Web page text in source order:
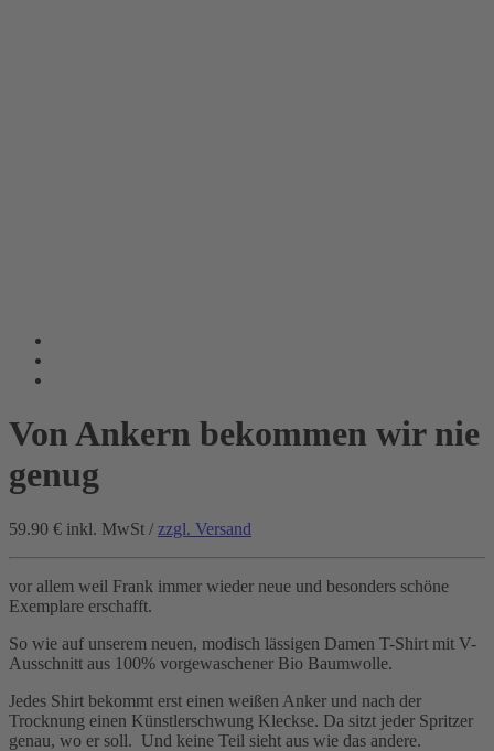
Von Ankern bekommen wir nie
genug
59.90 € inkl. MwSt / zzgl. Versand
vor allem weil Frank immer wieder neue und besonders schöne
Exemplare erschafft.
So wie auf unserem neuen, modisch lässigen Damen T-Shirt mit V-
Ausschnitt aus 100% vorgewaschener Bio Baumwolle.
Jedes Shirt bekommt erst einen weißen Anker und nach der
Trocknung einen Künstlerschwung Kleckse. Da sitzt jeder Spritzer
genau, wo er soll. Und keine Teil sieht aus wie das andere.